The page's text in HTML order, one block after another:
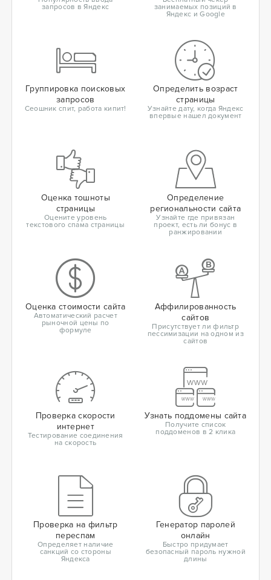
запросов в Яндекс
занимаемых позиций в
Яндекс и Google
Группировка поисковых
запросов
Сеошник спит, работа кипит!
Определить возраст
страницы
Узнайте дату, когда Яндекс
впервые нашел документ
Оценка тошноты
страницы
Оцените уровень
текстового спама страницы
Определение
региональности сайта
Узнайте где привязан
проект, есть ли бонус в
ранжировании
Оценка стоимости сайта
Автоматический расчет
рыночной цены по
формуле
Аффилированность
сайтов
Присутствует ли фильтр
пессимизации на одном из
сайтов
Проверка скорости
интернет
Тестирование соединения
на скорость
Узнать поддомены сайта
Получите список
поддоменов в 2 клика
Проверка на фильтр
переспам
Определяет наличие
санкций со стороны
Яндекса
Генератор паролей
онлайн
Быстро придумает
безопасный пароль нужной
длины